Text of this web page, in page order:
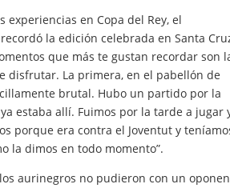
experiencias en Copa del Rey, el
la edición celebrada en Santa
que más te gustan recordar son
disfrutar. La primera, en el pabellón de
brutal. Hubo un partido por la
estaba allí. Fuimos por la tarde a jugar
porque era contra el Joventut y
la dimos en todo momento”.
aurinegros no pudieron con un